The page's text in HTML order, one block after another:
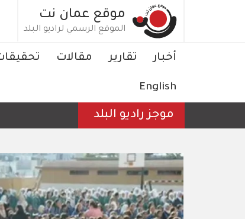
موقع عمان نت
الموقع الرسمي لراديو البلد
Main
أخبار تقارير مقالات
English
موجز راديو البلد